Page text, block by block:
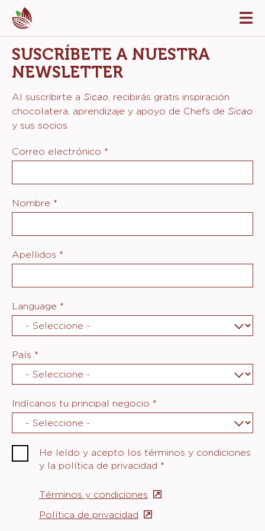
Skip
to
main
content
SUSCRÍBETE A NUESTRA
NEWSLETTER
Al suscribirte a Sicao , recibirás gratis inspiración
chocolatera, aprendizaje y apoyo de Chefs de Sicao
y sus socios.
Correo electrónico *
Nombre *
Apellidos *
Language *
País *
Indícanos tu principal negocio *
He leído y acepto los términos y condiciones
y la política de privacidad *
Términos y condiciones (opens
in
Política de privacidad (opens